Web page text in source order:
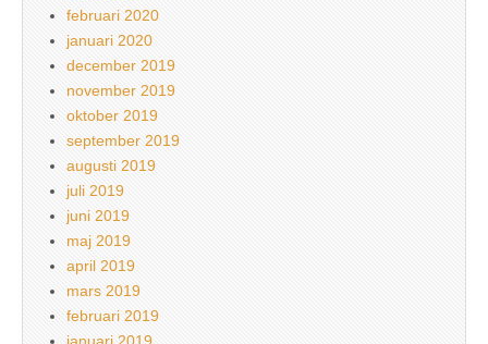
februari 2020
januari 2020
december 2019
november 2019
oktober 2019
september 2019
augusti 2019
juli 2019
juni 2019
maj 2019
april 2019
mars 2019
februari 2019
januari 2019